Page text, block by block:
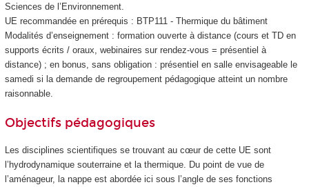
Sciences de l’Environnement.
UE recommandée en prérequis : BTP111 - Thermique du bâtiment
Modalités d’enseignement : formation ouverte à distance (cours et TD en
supports écrits / oraux, webinaires sur rendez-vous = présentiel à
distance) ; en bonus, sans obligation : présentiel en salle envisageable le
samedi si la demande de regroupement pédagogique atteint un nombre
raisonnable.
Objectifs pédagogiques
Les disciplines scientifiques se trouvant au cœur de cette UE sont
l’hydrodynamique souterraine et la thermique. Du point de vue de
l’aménageur, la nappe est abordée ici sous l’angle de ses fonctions